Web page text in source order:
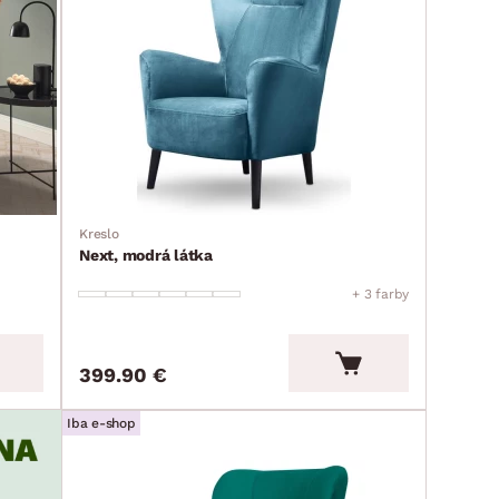
Kreslo
Next, modrá látka
+ 3 farby
399.90 €
Iba e-shop